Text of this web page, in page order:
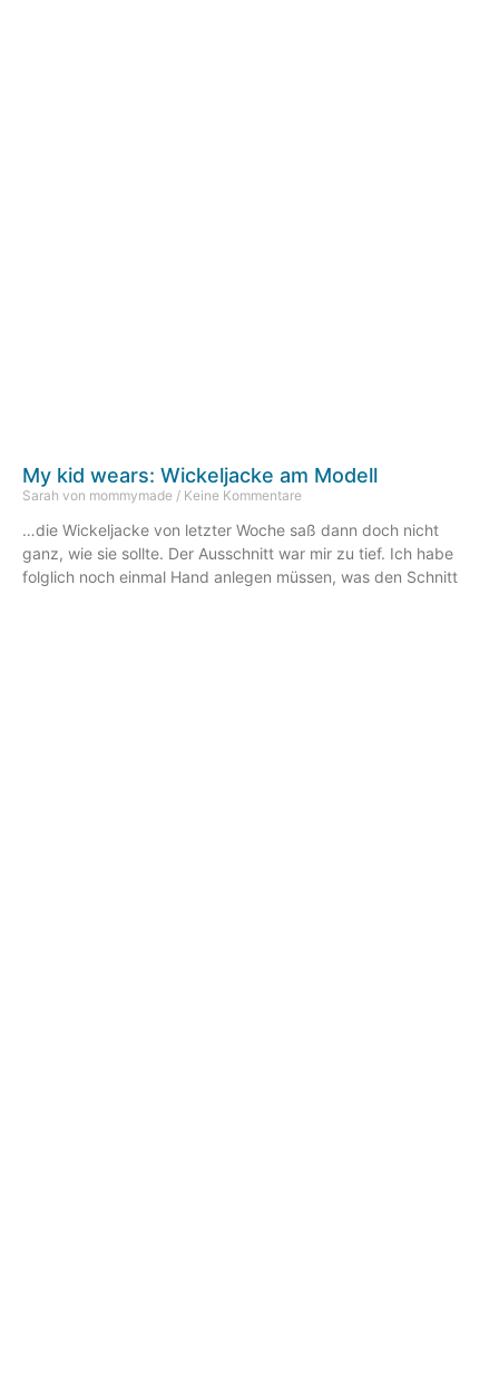
My kid wears: Wickeljacke am Modell
Sarah von mommymade Keine Kommentare
…die Wickeljacke von letzter Woche saß dann doch nicht
ganz, wie sie sollte. Der Ausschnitt war mir zu tief. Ich habe
folglich noch einmal Hand anlegen müssen, was den Schnitt